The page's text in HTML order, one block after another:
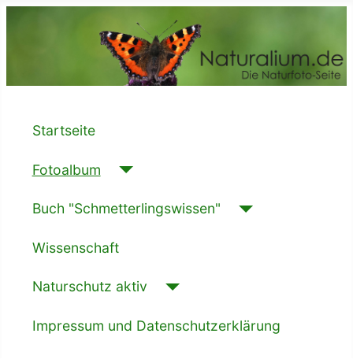
Startseite
Fotoalbum
Buch "Schmetterlingswissen"
Wissenschaft
Naturschutz aktiv
Impressum und Datenschutzerklärung